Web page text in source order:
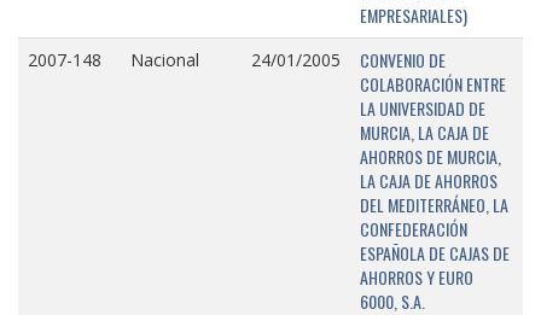
EMPRESARIALES)
2007-148 Nacional 24/01/2005
CONVENIO DE
COLABORACIÓN ENTRE
LA UNIVERSIDAD DE
MURCIA, LA CAJA DE
AHORROS DE MURCIA,
LA CAJA DE AHORROS
DEL MEDITERRÁNEO, LA
CONFEDERACIÓN
ESPAÑOLA DE CAJAS DE
AHORROS Y EURO
6000, S.A.